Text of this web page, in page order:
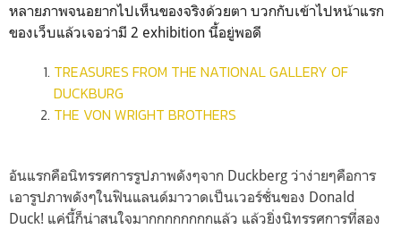
หลายภาพจนอยากไปเห็นของจริงด้วยตา บวกกับเข้าไปหน้าแรก
ของเว็บแล้วเจอว่ามี 2 exhibition นี้อยู่พอดี
TREASURES FROM THE NATIONAL GALLERY OF
DUCKBURG
THE VON WRIGHT BROTHERS
อันแรกคือนิทรรศการรูปภาพดังๆจาก Duckberg ว่าง่ายๆคือการ
เอารูปภาพดังๆในฟินแลนด์มาวาดเป็นเวอร์ชั่นของ Donald
Duck! แค่นี้ก็น่าสนใจมากกกกกกกกแล้ว แล้วยิ่งนิทรรศการที่สอง